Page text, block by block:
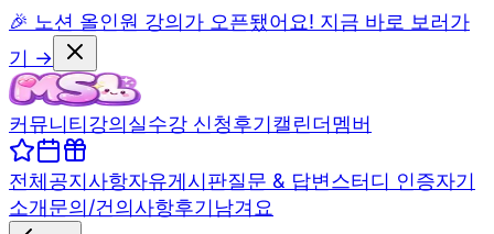
🎉 노션 올인원 강의가 오픈됐어요! 지금 바로 보러가
기 →
커뮤니티강의실수강 신청후기캘린더멤버
전체공지사항자유게시판질문 & 답변스터디 인증자기
소개문의/건의사항후기남겨요